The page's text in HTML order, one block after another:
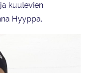
kuulevien
Hyyppä.